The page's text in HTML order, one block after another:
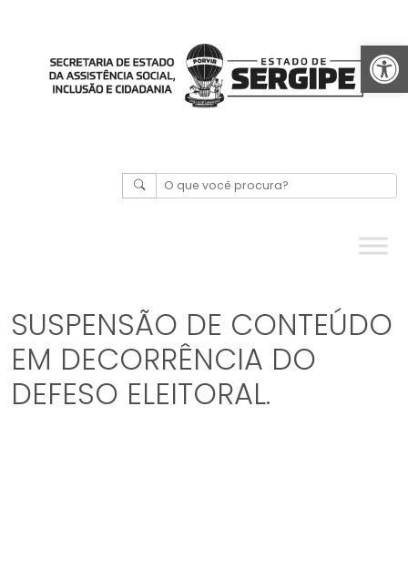
Abrir
SUSPENSÃO DE CONTEÚDO
EM DECORRÊNCIA DO
DEFESO ELEITORAL.